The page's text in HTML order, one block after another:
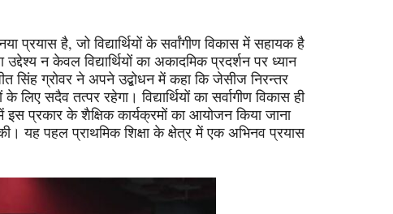
प्रयास है, जो विद्यार्थियों के सर्वांगीण विकास में सहायक है
न केवल विद्यार्थियों का अकादमिक प्रदर्शन पर ध्यान
सिंह ग्रोवर ने अपने उद्बोधन में कहा कि जेसीज निरन्तर
लिए सदैव तत्पर रहेगा। विद्यार्थियों का सर्वागीण विकास ही
इस प्रकार के शैक्षिक कार्यक्रमों का आयोजन किया जाना
यह पहल प्राथमिक शिक्षा के क्षेत्र में एक अभिनव प्रयास